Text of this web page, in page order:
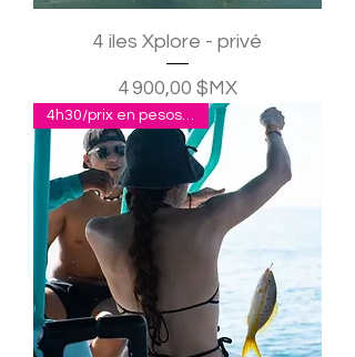
4 iles Xplore - privé
Prix
4 900,00 $MX
4h30/prix en pesos, 1 à 4 p.